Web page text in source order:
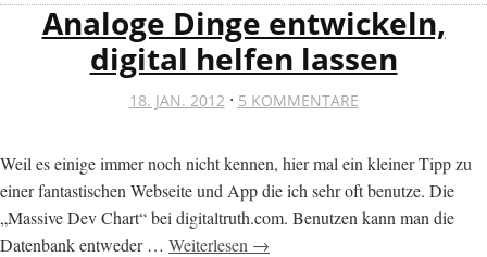
Analoge Dinge entwickeln,
digital helfen lassen
18. JAN. 2012 · 5 KOMMENTARE
Weil es einige immer noch nicht kennen, hier mal ein kleiner Tipp zu
einer fantastischen Webseite und App die ich sehr oft benutze. Die
„Massive Dev Chart“ bei digitaltruth.com. Benutzen kann man die
Datenbank entweder … Weiterlesen →